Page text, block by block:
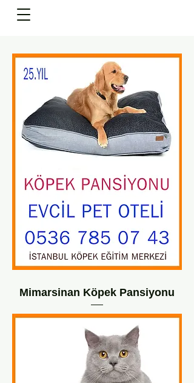
Mimarsinan Köpek Pansiyonu